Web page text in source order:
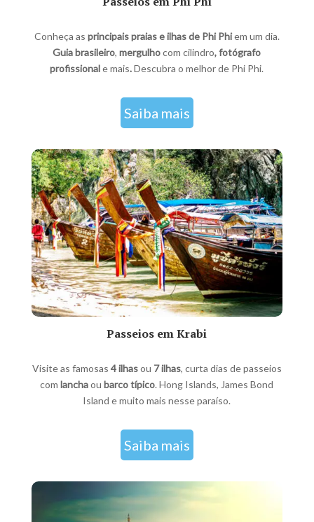
Conheça as principais praias e ilhas de Phi Phiem um dia.
Guia brasileiro, mergulhocom cilindro, fotógrafo
profissionale mais.Descubra o melhor de Phi Phi.
Saiba mais
Passeios em Krabi
Visite as famosas 4 ilhasou 7 ilhas, curta dias de passeios
comlanchaoubarco típico. Hong Islands, James Bond
Island e muito mais nesse paraíso.
Saiba mais